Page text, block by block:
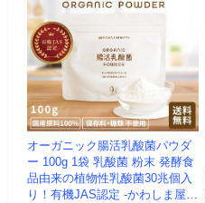
オーガニック腸活乳酸菌パウダ
ー 100g 1袋 乳酸菌 粉末 発酵食
品由来の植物性乳酸菌30兆個入
り！有機JAS認定 -かわしま屋-